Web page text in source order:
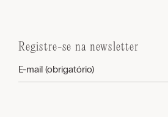
Registre-se na newsletter